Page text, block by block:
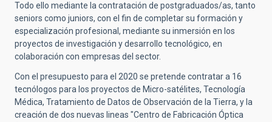
Todo ello mediante la contratación de postgraduados/as, tanto
seniors como juniors, con el fin de completar su formación y
especialización profesional, mediante su inmersión en los
proyectos de investigación y desarrollo tecnológico, en
colaboración con empresas del sector.
Con el presupuesto para el 2020 se pretende contratar a 16
tecnólogos para los proyectos de Micro-satélites, Tecnología
Médica, Tratamiento de Datos de Observación de la Tierra, y la
creación de dos nuevas lineas "Centro de Fabricación Óptica